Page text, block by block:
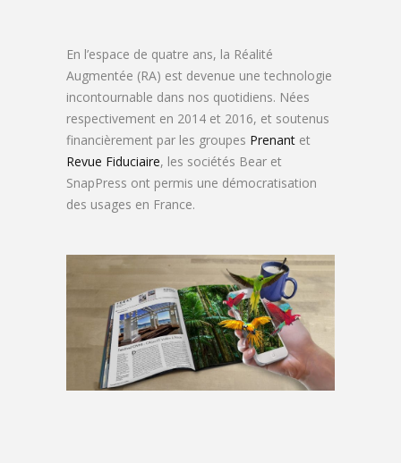
En l’espace de quatre ans, la Réalité
Augmentée (RA) est devenue une technologie
incontournable dans nos quotidiens. Nées
respectivement en 2014 et 2016, et soutenus
financièrement par les groupes Prenant et
Revue Fiduciaire, les sociétés Bear et
SnapPress ont permis une démocratisation
des usages en France.